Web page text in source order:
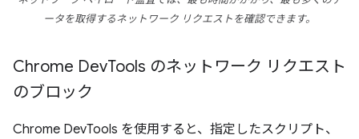
ータを取得するネットワーク リクエストを確認できます。
Chrome DevTools のネットワーク リクエスト
のブロック
Chrome DevTools を使用すると、指定したスクリプト、